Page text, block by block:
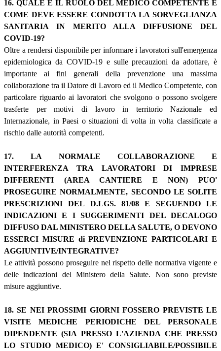
16. QUALE È IL RUOLO DEL MEDICO COMPETENTE E
COME DEVE ESSERE CONDOTTA LA SORVEGLIANZA
SANITARIA IN MERITO ALLA DIFFUSIONE DEL
COVID-19?
Oltre a rendersi disponibile per informare i lavoratori sull'emergenza
epidemiologica da COVID-19 e sulle precauzioni da adottare, è
importante ai fini generali della prevenzione una massima
collaborazione tra il Datore di Lavoro ed il Medico Competente, con
particolare riguardo ai lavoratori che svolgono o possono svolgere
trasferte per motivi di lavoro in territorio Nazionale ed
Internazionale, in Paesi o situazioni di volta in volta classificate a
rischio dalle autorità competenti.
17. LA NORMALE COLLABORAZIONE E
INTERFERENZA TRA LAVORATORI DI IMPRESE
DIFFERENTI (AREA CANTIERE E NON) PUO'
PROSEGUIRE NORMALMENTE, SECONDO LE SOLITE
PRESCRIZIONI DEL D.LGS. 81/08 E SEGUENDO LE
INDICAZIONI E I SUGGERIMENTI DEL DECALOGO
DIFFUSO DAL MINISTERO DELLA SALUTE, O DEVONO
ESSERCI MISURE di PREVENZIONE PARTICOLARI E
AGGIUNTIVE/INTEGRATIVE?
Le attività possono proseguire nel rispetto delle normativa vigente e
delle indicazioni del Ministero della Salute. Non sono previste
misure aggiuntive.
18. SE NEI PROSSIMI GIORNI FOSSERO PREVISTE LE
VISITE MEDICHE PERIODICHE DEL PERSONALE
DIPENDENTE (SIA PRESSO L'AZIENDA CHE PRESSO
LO STUDIO MEDICO) E' CONSIGLIABILE/POSSIBILE